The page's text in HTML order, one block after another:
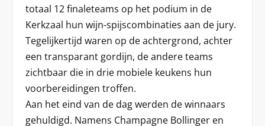
totaal 12 finaleteams op het podium in de
Kerkzaal hun wijn-spijscombinaties aan de jury.
Tegelijkertijd waren op de achtergrond, achter
een transparant gordijn, de andere teams
zichtbaar die in drie mobiele keukens hun
voorbereidingen troffen.
Aan het eind van de dag werden de winnaars
gehuldigd. Namens Champagne Bollinger en